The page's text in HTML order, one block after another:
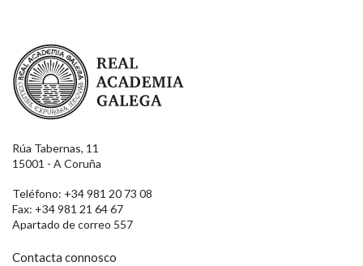
Real Academia Galega
Rúa Tabernas, 11
15001 - A Coruña
Teléfono: +34 981 20 73 08
Fax: +34 981 21 64 67
Apartado de correo 557
Contacta connosco